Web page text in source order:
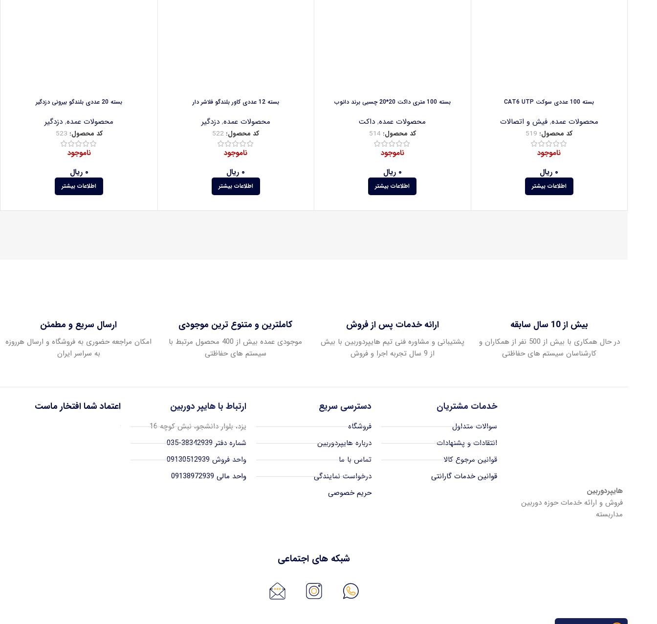
بسته 100 عددی سوکت CAT6 UTP
محصولات عمده,فیش و اتصالات
کد محصول: 519
ناموجود
۰ ریال
اطلاعات بیشتر
بسته 100 متری داکت 20*20 چسبی برند دانوب
محصولات عمده, داکت
کد محصول:514
ناموجود
۰ ریال
اطلاعات بیشتر
بسته 12 عددی کاور بلندگو فلاشر دار
محصولات عمده,دزدگیر
کد محصول: 522
ناموجود
۰ ریال
اطلاعات بیشتر
بسته 20 عددی بلندگو بیرونی دزدگیر
محصولات عمده, دزدگیر
کد محصول: 523
ناموجود
۰ ریال
اطلاعات بیشتر
بیش از 10 سال سابقه
در حال همکاری با بیش از 500 نفر از همکاران و
کارشناسان سیستم های حفاظتی
ارائه خدمات پس از فروش
پشتیبانی و مشاوره فنی تیم هایپردوربین با بیش
از 9 سال تجربه اجرا و فروش
کاملترین و متنوع ترین موجودی
موجودی عمده بیش از 400 محصول مرتبط با
سیستم های حفاظتی
ارسال سریع و مطمئن
امکان مراجعه حضوری به فروشگاه و ارسال هرروزه
به سراسر ایران
هایپردوربین
فروش و ارائه خدمات حوزه دوربین
مداربسته
خدمات مشتریان
سوالات متداول
انتقادات و پشنهادات
قوانین مرجوع کالا
قوانین خدمات گارانتی
دسترسی سریع
فروشگاه
درباره هایپردوربین
تماس با ما
درخواست نمایندگی
حریم خصوصی
ارتباط با هایپر دوربین
یزد، بلوار دانشجو، نبش کوچه 16
شماره دفتر 38342939-035
واحد فروش 09130512939
واحد مالی 09138972939
اعتماد شما افتخار ماست
شبکه های اجتماعی